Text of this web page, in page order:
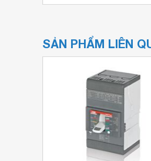
SẢN PHẨM LIÊN